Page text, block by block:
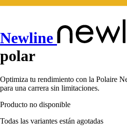
Newline
polar
Optimiza tu rendimiento con la Polaire
para una carrera sin limitaciones.
Producto no disponible
Todas las variantes están agotadas